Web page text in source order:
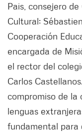
Pais, consejero
Cultural;
Cooperación
encargada de
el rector del
Carlos
compromiso de la
lenguas
fundamental para